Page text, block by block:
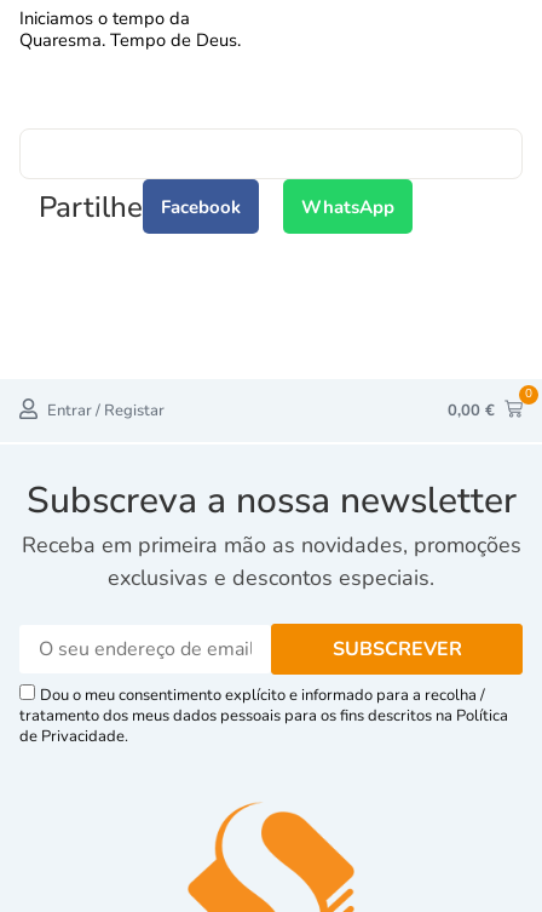
Iniciamos o tempo da
Quaresma. Tempo de Deus.
Partilhe Facebook WhatsApp
Entrar / Registar 0,00 €
0
Subscreva a nossa newsletter
Receba em primeira mão as novidades, promoções
exclusivas e descontos especiais.
Dou o meu consentimento explícito e informado para a recolha /
tratamento dos meus dados pessoais para os fins descritos na Política
de Privacidade.